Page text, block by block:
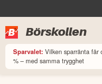
Börskollen
Sparvalet: Vilken sparränta får
% – med samma trygghet